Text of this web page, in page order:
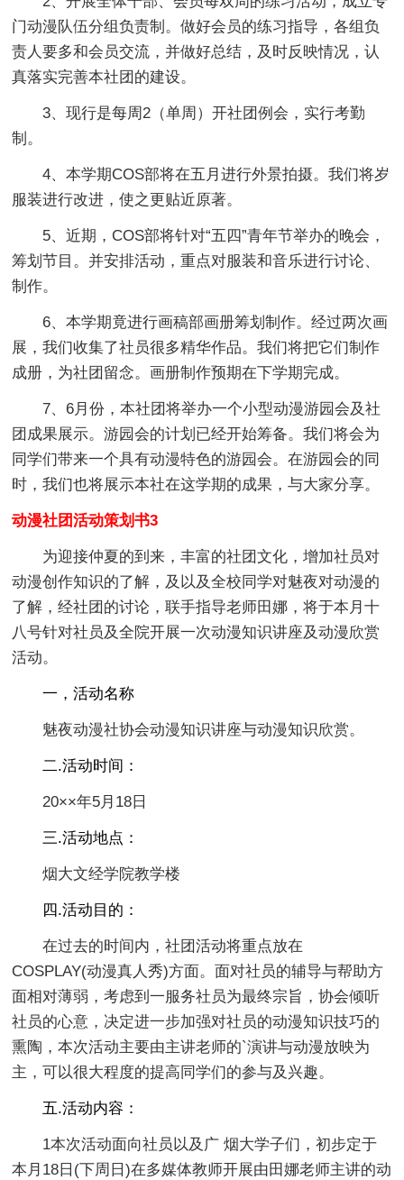
门动漫队伍分组负责制。做好会员的练习指导，各组负
责人要多和会员交流，并做好总结，及时反映情况，认
真落实完善本社团的建设。
3、现行是每周2（单周）开社团例会，实行考勤
制。
4、本学期COS部将在五月进行外景拍摄。我们将岁
服装进行改进，使之更贴近原著。
5、近期，COS部将针对“五四”青年节举办的晚会，
筹划节目。并安排活动，重点对服装和音乐进行讨论、
制作。
6、本学期竟进行画稿部画册筹划制作。经过两次画
展，我们收集了社员很多精华作品。我们将把它们制作
成册，为社团留念。画册制作预期在下学期完成。
7、6月份，本社团将举办一个小型动漫游园会及社
团成果展示。游园会的计划已经开始筹备。我们将会为
同学们带来一个具有动漫特色的游园会。在游园会的同
时，我们也将展示本社在这学期的成果，与大家分享。
动漫社团活动策划书3
为迎接仲夏的到来，丰富的社团文化，增加社员对
动漫创作知识的了解，及以及全校同学对魅夜对动漫的
了解，经社团的讨论，联手指导老师田娜，将于本月十
八号针对社员及全院开展一次动漫知识讲座及动漫欣赏
活动。
一，活动名称
魅夜动漫社协会动漫知识讲座与动漫知识欣赏。
二.活动时间：
20××年5月18日
三.活动地点：
烟大文经学院教学楼
四.活动目的：
在过去的时间内，社团活动将重点放在
COSPLAY(动漫真人秀)方面。面对社员的辅导与帮助方
面相对薄弱，考虑到一服务社员为最终宗旨，协会倾听
社员的心意，决定进一步加强对社员的动漫知识技巧的
熏陶，本次活动主要由主讲老师的`演讲与动漫放映为
主，可以很大程度的提高同学们的参与及兴趣。
五.活动内容：
1本次活动面向社员以及广 烟大学子们，初步定于
本月18日(下周日)在多媒体教师开展由田娜老师主讲的动